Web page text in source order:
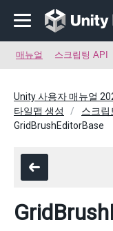
매뉴얼 스크립팅 API
Unity 사용자 매뉴얼
타일맵 생성
스크립
GridBrushEditorBase